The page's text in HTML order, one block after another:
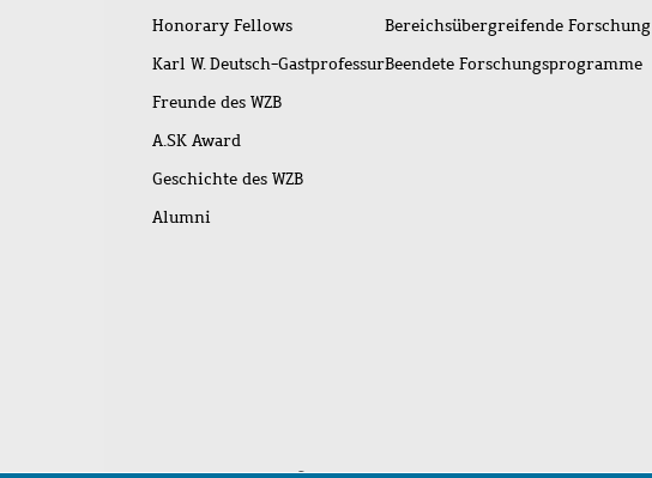
Honorary Fellows
Karl W. Deutsch-Gastprofessur
Freunde des WZB
A.SK Award
Geschichte des WZB
Alumni
Bereichsübergreifende Forschung
Beendete Forschungsprogramme